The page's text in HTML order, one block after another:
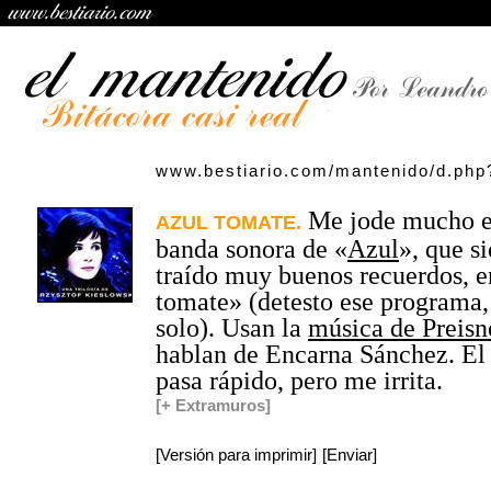
www.bestiario.com/mantenido/
AZUL TOMATE. Me jode mucho
banda sonora de «Azul», que
traído muy buenos recuerdos,
tomate» (detesto ese
solo). Usan la música de
hablan de Encarna Sánchez.
pasa rápido, pero me irrita.
[+ Extramuros]
[Versión para imprimir] [Enviar]